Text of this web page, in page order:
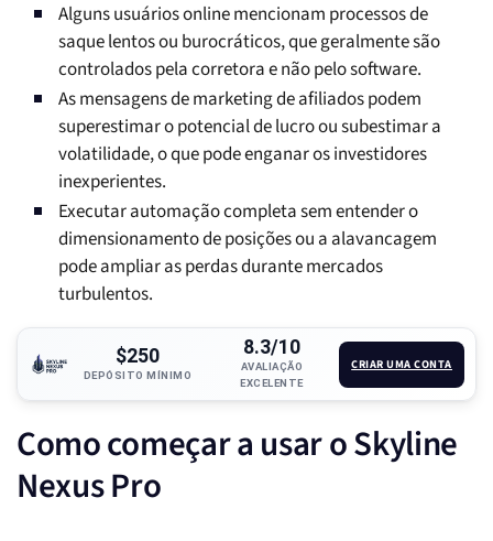
Alguns usuários online mencionam processos de
saque lentos ou burocráticos, que geralmente são
controlados pela corretora e não pelo software.
As mensagens de marketing de afiliados podem
superestimar o potencial de lucro ou subestimar a
volatilidade, o que pode enganar os investidores
inexperientes.
Executar automação completa sem entender o
dimensionamento de posições ou a alavancagem
pode ampliar as perdas durante mercados
turbulentos.
$250
DEPÓSITO MÍNIMO
8.3/10
AVALIAÇÃO
EXCELENTE
CRIAR UMA CONTA
Como começar a usar o Skyline
Nexus Pro